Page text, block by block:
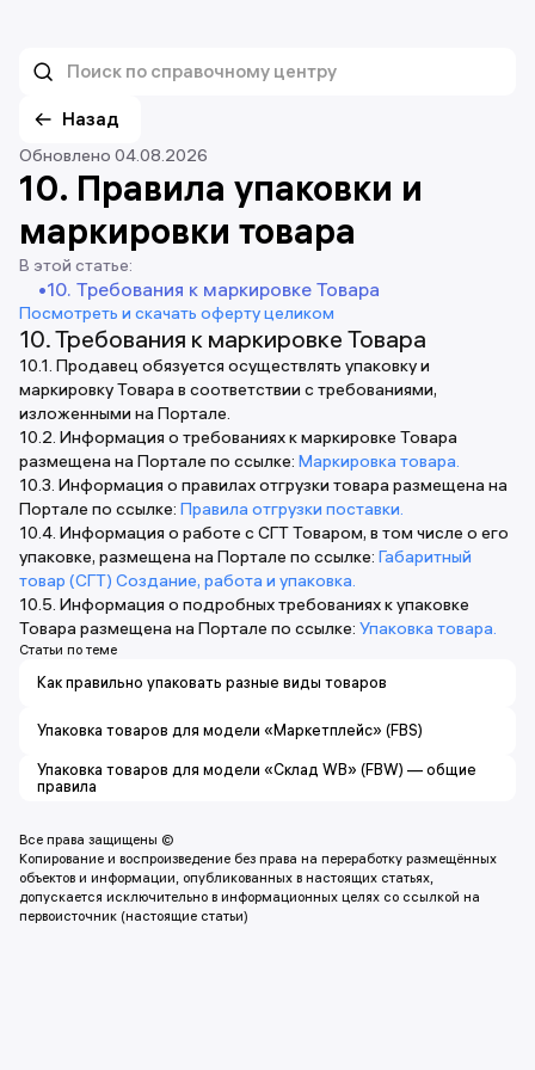
Назад
Обновлено 04.08.2026
10. Правила упаковки и
маркировки товара
В этой статье:
10. Требования к маркировке Товара
Посмотреть и скачать оферту целиком
10. Требования к маркировке Товара
10.1. Продавец обязуется осуществлять упаковку и
маркировку Товара в соответствии с требованиями,
изложенными на Портале.
10.2. Информация о требованиях к маркировке Товара
размещена на Портале по ссылке: Маркировка товара.
10.3. Информация о правилах отгрузки товара размещена на
Портале по ссылке: Правила отгрузки поставки.
10.4. Информация о работе с СГТ Товаром, в том числе о его
упаковке, размещена на Портале по ссылке: Габаритный
товар (СГТ) Создание, работа и упаковка.
10.5. Информация о подробных требованиях к упаковке
Товара размещена на Портале по ссылке: Упаковка товара.
Статьи по теме
Как правильно упаковать разные виды товаров
Упаковка товаров для модели «Маркетплейс» (FBS)
Упаковка товаров для модели «Склад WB» (FBW) — общие
правила
Все права защищены ©
Копирование и воспроизведение без права на переработку размещённых
объектов и информации, опубликованных в настоящих статьях,
допускается исключительно в информационных целях со ссылкой на
первоисточник (настоящие статьи)